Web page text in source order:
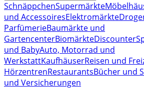
SchnäppchenSupermärkte
und AccessoiresElektromärkte
ParfümerieBaumärkte und
GartencenterBiomärkteDiscounter
und BabyAuto, Motorrad und
WerkstattKaufhäuserReisen und
HörzentrenRestaurantsBücher und
und Versicherungen